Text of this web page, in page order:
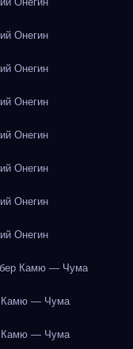
Онегин
Онегин
Онегин
Онегин
Онегин
Онегин
Онегин
Камю — Чума
Камю — Чума
Камю — Чума